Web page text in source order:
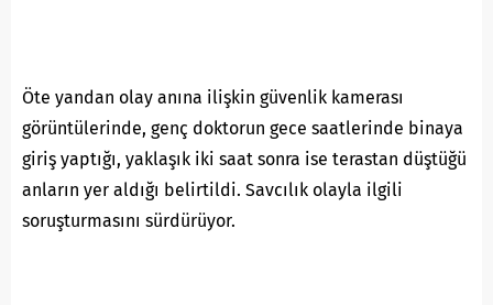
Öte yandan olay anına ilişkin güvenlik kamerası
görüntülerinde, genç doktorun gece saatlerinde binaya
giriş yaptığı, yaklaşık iki saat sonra ise terastan düştüğü
anların yer aldığı belirtildi. Savcılık olayla ilgili
soruşturmasını sürdürüyor.